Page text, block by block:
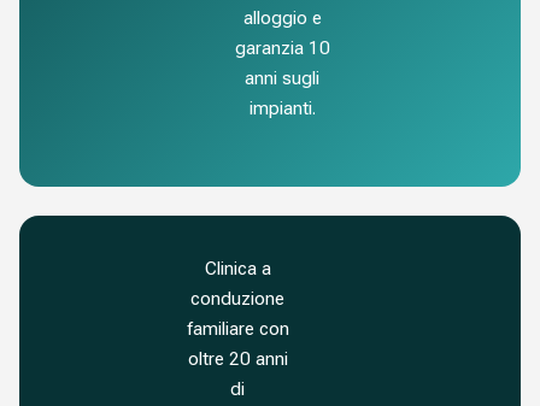
alloggio e
garanzia 10
anni sugli
impianti.
Clinica a
conduzione
familiare con
oltre 20 anni
di